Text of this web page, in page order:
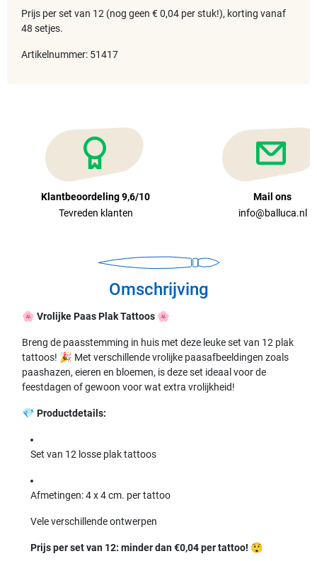
Prijs per set van 12 (nog geen € 0,04 per stuk!), korting vanaf
48 setjes.
Artikelnummer: 51417
Klantbeoordeling 9,6/10
Tevreden klanten
Mail ons
info@balluca.nl
Omschrijving
🌸Vrolijke Paas Plak Tattoos 🌸
Breng de paasstemming in huis met deze leuke set van 12 plak
tattoos! 🎉 Met verschillende vrolijke paasafbeeldingen zoals
paashazen, eieren en bloemen, is deze set ideaal voor de
feestdagen of gewoon voor wat extra vrolijkheid!
💎Productdetails:
Set van 12 losse plak tattoos
Afmetingen: 4 x 4 cm. per tattoo
Vele verschillende ontwerpen
Prijs per set van 12: minder dan €0,04 per tattoo! 😲